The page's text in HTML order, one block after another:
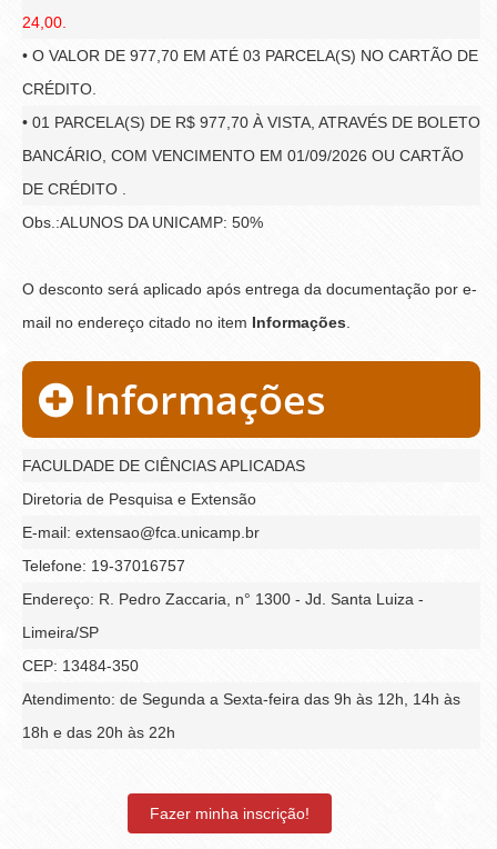
24,00.
• O VALOR DE 977,70 EM ATÉ 03 PARCELA(S) NO CARTÃO DE
CRÉDITO.
• 01 PARCELA(S) DE R$ 977,70 À VISTA, ATRAVÉS DE BOLETO
BANCÁRIO, COM VENCIMENTO EM 01/09/2026 OU CARTÃO
DE CRÉDITO .
Obs.:ALUNOS DA UNICAMP: 50%
O desconto será aplicado após entrega da documentação por e-
mail no endereço citado no item Informações
Informações
FACULDADE DE CIÊNCIAS APLICADAS
Diretoria de Pesquisa e Extensão
E-mail: extensao@fca.unicamp.br
Telefone: 19-37016757
Endereço: R. Pedro Zaccaria, n° 1300 - Jd. Santa Luiza -
Limeira/SP
CEP: 13484-350
Atendimento: de Segunda a Sexta-feira das 9h às 12h, 14h às
18h e das 20h às 22h
Fazer minha inscrição!